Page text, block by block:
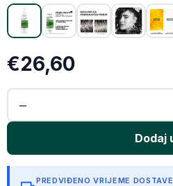
€26,60
PREDVIĐENO VRIJEME DOSTAVE